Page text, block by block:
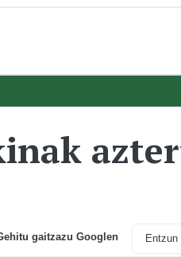
gaitzazu Googlen Entzun